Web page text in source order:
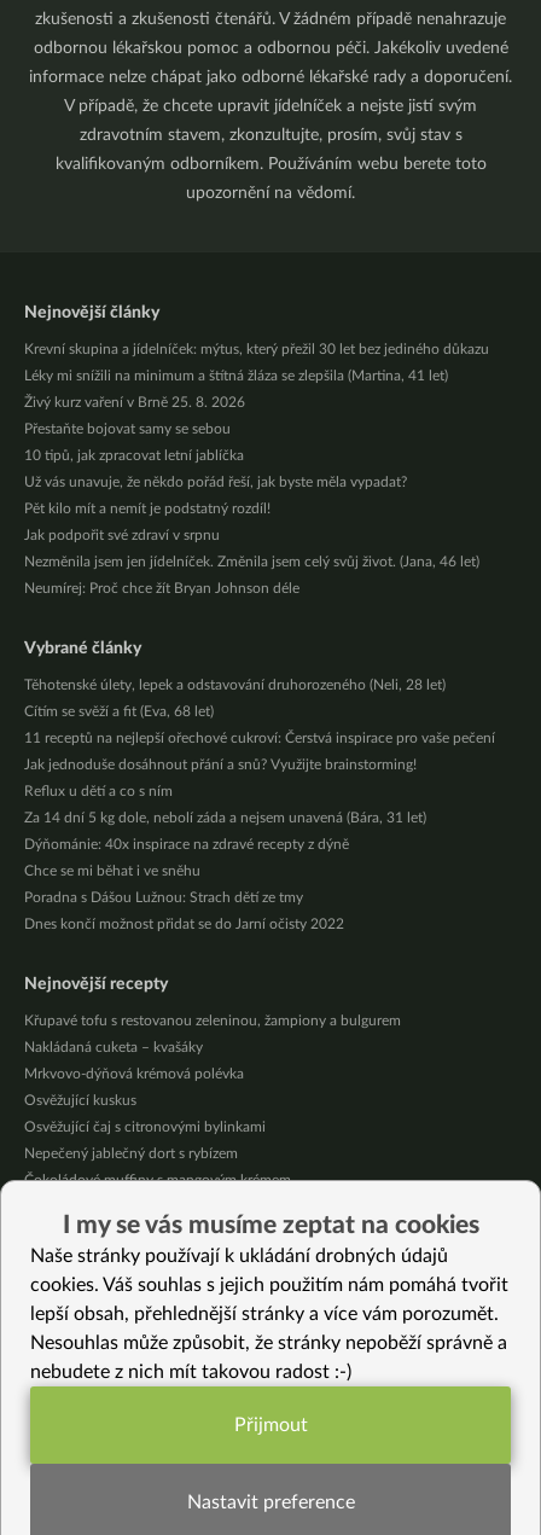
zkušenosti a zkušenosti čtenářů. V žádném případě nenahrazuje
odbornou lékařskou pomoc a odbornou péči. Jakékoliv uvedené
informace nelze chápat jako odborné lékařské rady a doporučení.
V případě, že chcete upravit jídelníček a nejste jistí svým
zdravotním stavem, zkonzultujte, prosím, svůj stav s
kvalifikovaným odborníkem. Používáním webu berete toto
upozornění na vědomí.
Nejnovější články
Krevní skupina a jídelníček: mýtus, který přežil 30 let bez jediného důkazu
Léky mi snížili na minimum a štítná žláza se zlepšila (Martina, 41 let)
Živý kurz vaření v Brně 25. 8. 2026
Přestaňte bojovat samy se sebou
10 tipů, jak zpracovat letní jablíčka
Už vás unavuje, že někdo pořád řeší, jak byste měla vypadat?
Pět kilo mít a nemít je podstatný rozdíl!
Jak podpořit své zdraví v srpnu
Nezměnila jsem jen jídelníček. Změnila jsem celý svůj život. (Jana, 46 let)
Neumírej: Proč chce žít Bryan Johnson déle
Vybrané články
Těhotenské úlety, lepek a odstavování druhorozeného (Neli, 28 let)
Cítím se svěží a fit (Eva, 68 let)
11 receptů na nejlepší ořechové cukroví: Čerstvá inspirace pro vaše pečení
Jak jednoduše dosáhnout přání a snů? Využijte brainstorming!
Reflux u dětí a co s ním
Za 14 dní 5 kg dole, nebolí záda a nejsem unavená (Bára, 31 let)
Dýňománie: 40x inspirace na zdravé recepty z dýně
Chce se mi běhat i ve sněhu
Poradna s Dášou Lužnou: Strach dětí ze tmy
Dnes končí možnost přidat se do Jarní očisty 2022
Nejnovější recepty
Křupavé tofu s restovanou zeleninou, žampiony a bulgurem
Nakládaná cuketa – kvašáky
Mrkvovo-dýňová krémová polévka
Osvěžující kuskus
Osvěžující čaj s citronovými bylinkami
Nepečený jablečný dort s rybízem
Čokoládové muffiny s mangovým krémem
Krémová zeleninová polévka s koprem a vločkami
Celozrnná rýže basmati se zeleninou
Vybrané recepty
Citrónové muffiny s borůvkovým krémem
Horké jablečné pyré
Italská focaccia s aromatickými bylinkami a olejnatými semeny
Mandorella – veganský domací sýr
I my se vás musíme zeptat na cookies
Naše stránky používají k ukládání drobných údajů
cookies. Váš souhlas s jejich použitím nám pomáhá tvořit
lepší obsah, přehlednější stránky a více vám porozumět.
Nesouhlas může způsobit, že stránky nepoběží správně a
nebudete z nich mít takovou radost :-)
Funkční nastavení potřebujeme (vždy
Přijmout
Nastavit preference